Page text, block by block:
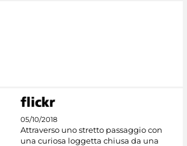
05/10/2018
Attraverso uno stretto passaggio con
una curiosa loggetta chiusa da una